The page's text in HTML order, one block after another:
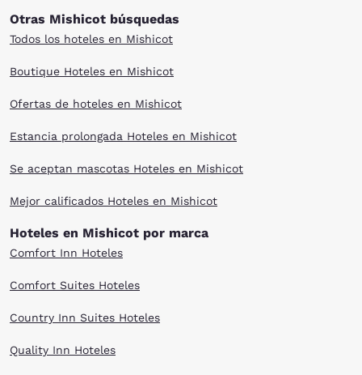
Otras Mishicot búsquedas
Todos los hoteles en Mishicot
Boutique Hoteles en Mishicot
Ofertas de hoteles en Mishicot
Estancia prolongada Hoteles en Mishicot
Se aceptan mascotas Hoteles en Mishicot
Mejor calificados Hoteles en Mishicot
Hoteles en Mishicot por marca
Comfort Inn Hoteles
Comfort Suites Hoteles
Country Inn Suites Hoteles
Quality Inn Hoteles